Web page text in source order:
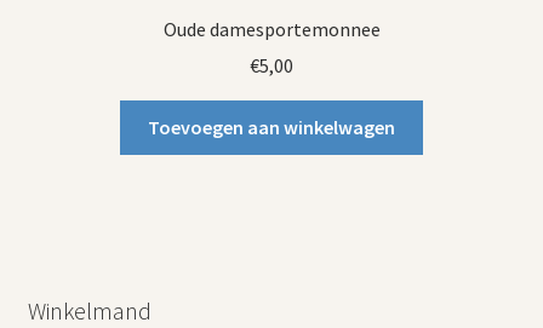
Oude damesportemonnee
€5,00
Toevoegen aan winkelwagen
Winkelmand